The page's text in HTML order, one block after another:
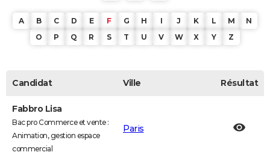
A B C D E F G H I J K L M
N
O
P Q R S T U V W X Y Z
Candidat Ville Résultat
Fabbro Lisa
Bac pro Commerce et vente :
Animation, gestion espace
commercial
Paris